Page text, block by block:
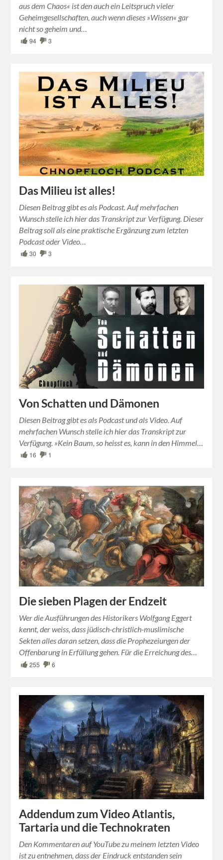
aus dem Chaos« ist den auch ein Leitspruch vieler
Geheimgesellschaften, auch wenn dieses »Wissen« gar
nicht so geheim und…
94 3
Das Milieu ist alles!
Diesen Beitrag gibt es als Podcast. Auf mehrfachen
Wunsch stelle ich hier das Transkript zur Verfügung. Dieser
Beitrag soll als eine praktische Ergänzung zum letzten
Podcast oder Video…
30 3
Von Schatten und Dämonen
Diesen Beitrag gibt es als Podcast und als Video. Auf
mehrfachen Wunsch stelle ich hier das Transkript zur
Verfügung. »Kein Baum, so heisst es, kann in den Himmel…
16 1
Die sieben Plagen der Endzeit
Wer die Ausführungen des Historikers Wolfgang Eggert
kennt, der weiss, dass jüdisch-christlich-muslimische
Sekten alles daran setzen, dass die Prophezeiungen der
Offenbarung in Erfüllung gehen. Für die Erreichung des…
255 6
Addendum zum Video Atlantis,
Tartaria und die Technokraten
Den Kommentaren auf YouTube zu meinem letzten Video
ist zu entnehmen, dass der Eindruck entstanden sein